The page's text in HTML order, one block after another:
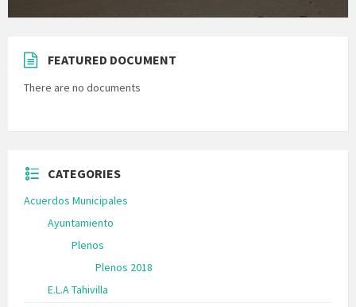
FEATURED DOCUMENT
There are no documents
CATEGORIES
Acuerdos Municipales
Ayuntamiento
Plenos
Plenos 2018
E.L.A Tahivilla